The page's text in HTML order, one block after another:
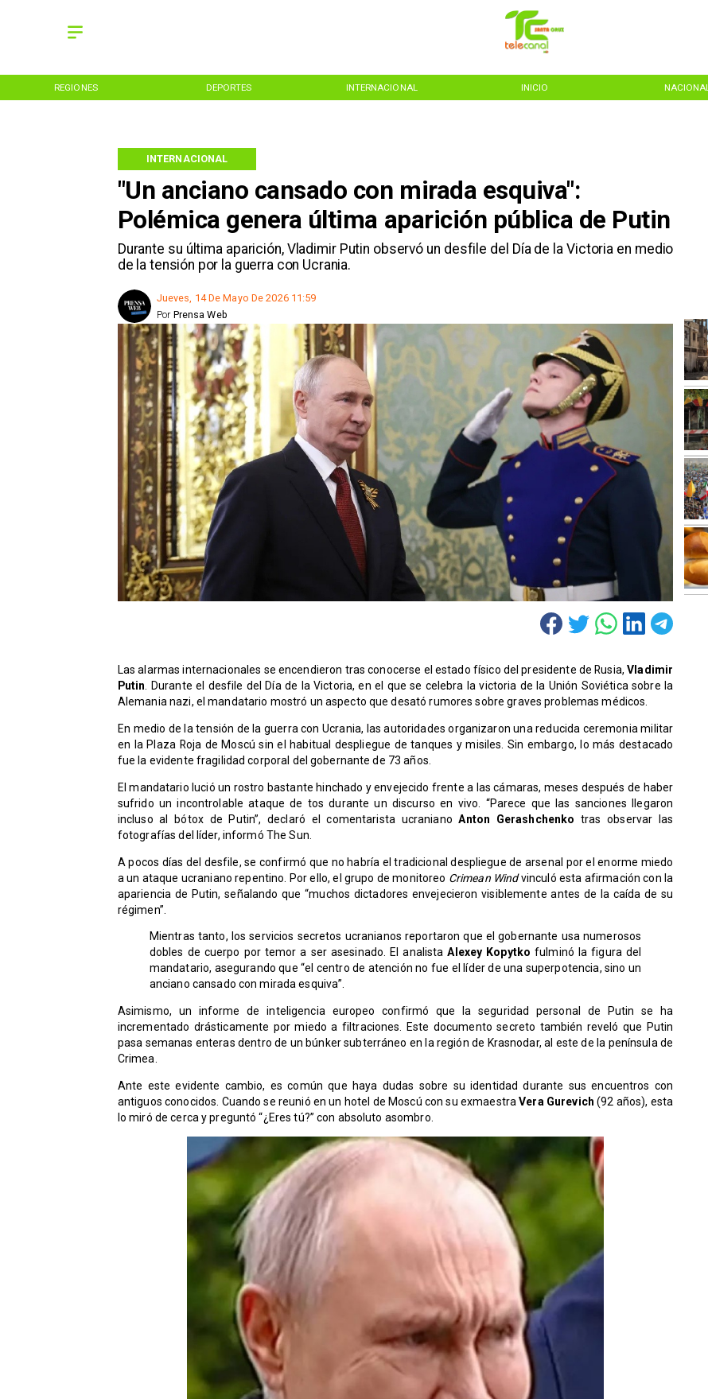
REGIONES DEPORTES INTERNACIONAL INICIO NACIONAL
"Un anciano cansado con mirada esquiva":
Polémica genera última aparición pública de Putin
Durante su última aparición, Vladimir Putin observó un desfile del Día de la Victoria en medio
de la tensión por la guerra con Ucrania.
INTERNACIONAL
Jueves, 14 De Mayo De 2026 11:59
Prensa Web
Por
Las alarmas internacionales se encendieron tras conocerse el estado físico del presidente de Rusia,Vladimir
Putin . Durante el desfile del Día de la Victoria, en el que se celebra la victoria de la Unión Soviética sobre la
Alemania nazi, el mandatario mostró un aspecto que desató rumores sobre graves problemas médicos.
En medio de la tensión de la guerra con Ucrania, las autoridades organizaron una reducida ceremonia militar
en la Plaza Roja de Moscú sin el habitual despliegue de tanques y misiles. Sin embargo, lo más destacado
fue la evidente fragilidad corporal del gobernante de 73 años.
El mandatario lució un rostro bastante hinchado y envejecido frente a las cámaras, meses después de haber
sufrido un incontrolable ataque de tos durante un discurso en vivo. “Parece que las sanciones llegaron
incluso al bótox de Putin”, declaró el comentarista ucranianoAnton Gerashchenko tras observar las
fotografías del líder, informó The Sun.
A pocos días del desfile, se confirmó que no habría el tradicional despliegue de arsenal por el enorme miedo
a un ataque ucraniano repentino. Por ello, el grupo de monitoreo Crimean Windvinculó esta afirmación con la
apariencia de Putin, señalando que “muchos dictadores envejecieron visiblemente antes de la caída de su
régimen”.
Mientras tanto, los servicios secretos ucranianos reportaron que el gobernante usa numerosos
dobles de cuerpo por temor a ser asesinado. El analistaAlexey Kopytko fulminó la figura del
mandatario, asegurando que “el centro de atención no fue el líder de una superpotencia, sino un
anciano cansado con mirada esquiva”.
Asimismo, un informe de inteligencia europeo confirmó que la seguridad personal de Putin se ha
incrementado drásticamente por miedo a filtraciones. Este documento secreto también reveló que Putin
pasa semanas enteras dentro de un búnker subterráneo en la región de Krasnodar, al este de la península de
Crimea.
Ante este evidente cambio, es común que haya dudas sobre su identidad durante sus encuentros con
antiguos conocidos. Cuando se reunió en un hotel de Moscú con su exmaestraVera Gurevich (92 años), esta
lo miró de cerca y preguntó “¿Eres tú?” con absoluto asombro.